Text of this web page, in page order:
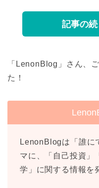
記事の
「LenonBlog」さん、
た！
LenonBlogは「誰に
マに、「自己投資」
学」に関する情報を